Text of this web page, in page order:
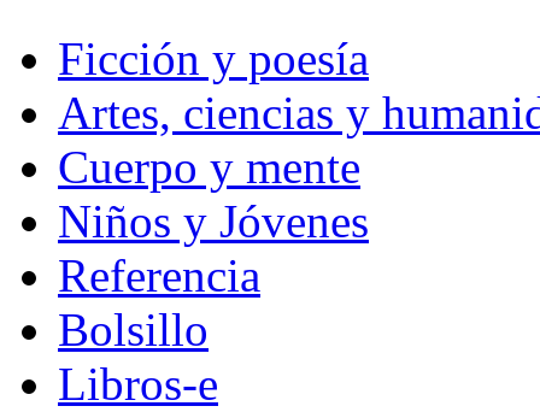
Ficción y poesía
Artes, ciencias y
Cuerpo y mente
Niños y Jóvenes
Referencia
Bolsillo
Libros-e